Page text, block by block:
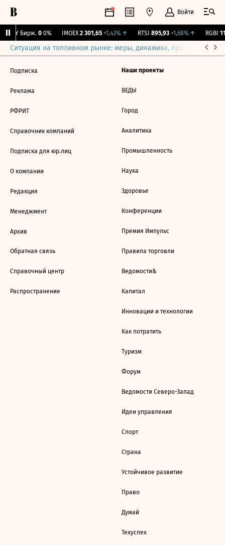
Войти
CNY Бирж. 0 0% IMOEX 2 301,65 +1,43%↑ RTSI 895,93 +1,68%↑ RGBI
Ситуация на топливном рынке: меры, динамика, прогнозы
Подписка
Реклама
РФРИТ
Справочник компаний
Подписка для юр.лиц
О компании
Редакция
Менеджмент
Архив
Обратная связь
Справочный центр
Распространение
Наши проекты
ВЕДЫ
Город
Аналитика
Промышленность
Наука
Здоровье
Конференции
Премия Импульс
Правила торговли
Ведомости&
Капитал
Инновации и технологии
Как потратить
Туризм
Форум
Ведомости Северо-Запад
Идеи управления
Спорт
Страна
Устойчивое развитие
Право
Думай
Техуспех